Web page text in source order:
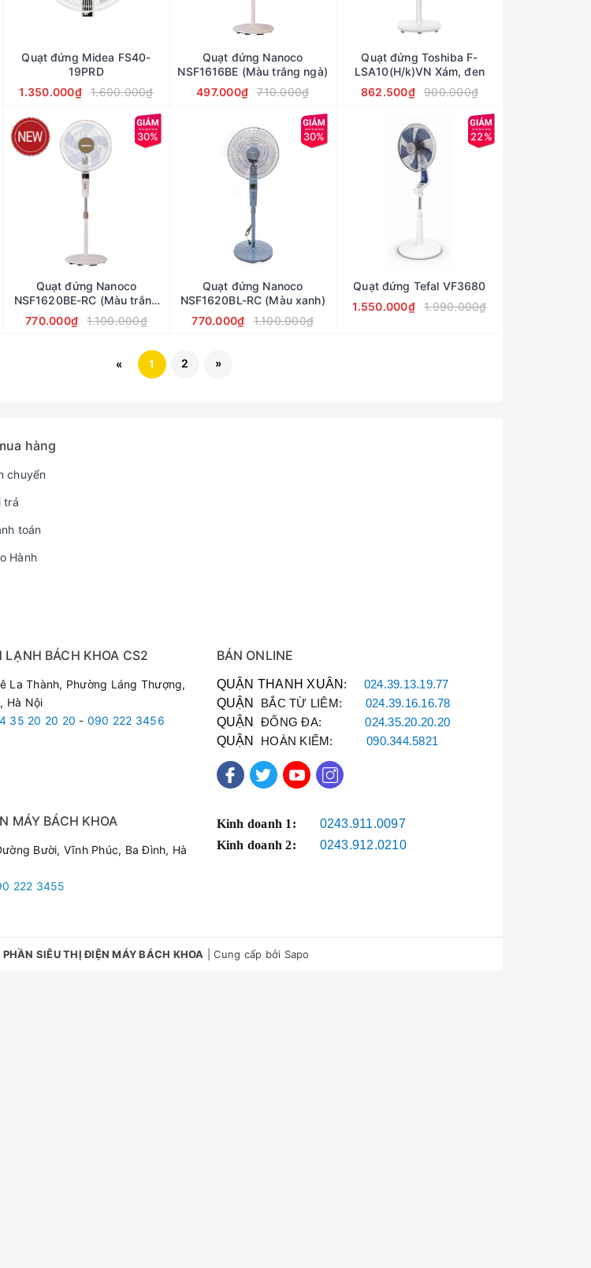
Quạt đứng Midea FS40-
19PRD
1.350.000₫
1.600.000₫
Quạt đứng Nanoco
NSF1616BE (Màu trắng ngà)
497.000₫
710.000₫
Quạt đứng Toshiba F-
LSA10(H/k)VN Xám, đen
862.500₫
900.000₫
30%
Quạt đứng Nanoco
NSF1620BE-RC (Màu trắng
ngà)
770.000₫ 1.100.000₫
30%
Quạt đứng Nanoco
NSF1620BL-RC (Màu xanh)
770.000₫
1.100.000₫
22%
Quạt đứng Tefal VF3680
1.550.000₫
1.990.000₫
« 1 2 »
hàng
chuyển
trả
toán
Hành
BÁCH KHOA CS2
La Thành, Phường Láng Thượng,
Hà Nội
35 20 20 20 - 090 222 3456
BÁN ONLINE
QUẬN THANH XUÂN : 024.39.13.19.77
QUẬN BẮC TỪ LIÊM: 024.39.16.16.78
QUẬN ĐỐNG ĐA:024.35.20.20.20
QUẬN HOÀN KIẾM:090.344.5821
MÁY BÁCH KHOA
Bười, Vĩnh Phúc, Ba Đình, Hà
222 3455
Kinh doanh 1:
0243.911.0097
Kinh doanh 2:
0243.912.0210
PHẦN SIÊU THỊ ĐIỆN MÁY BÁCH KHOA Cung cấp bởi Sapo